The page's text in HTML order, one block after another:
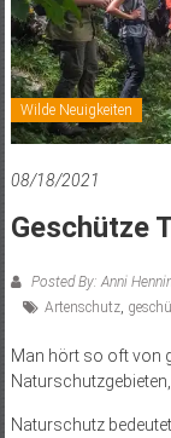
Wilde Neuigkeiten
08/18/2021
Geschütze
Posted By: Anni
Artenschutz,
Man hört so oft von
Naturschutz